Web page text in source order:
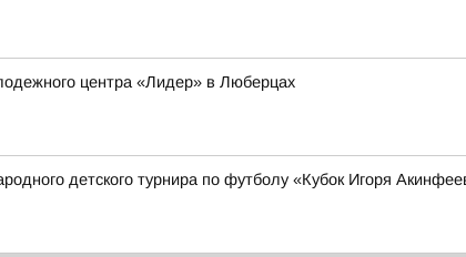
центра «Лидер» в Люберцах
детского турнира по футболу «Кубок Игоря